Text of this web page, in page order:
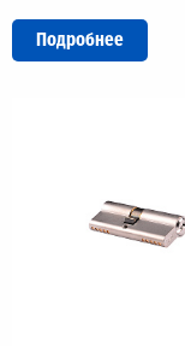
Подробнее